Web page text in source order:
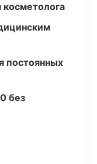
косметолога
постоянных
без